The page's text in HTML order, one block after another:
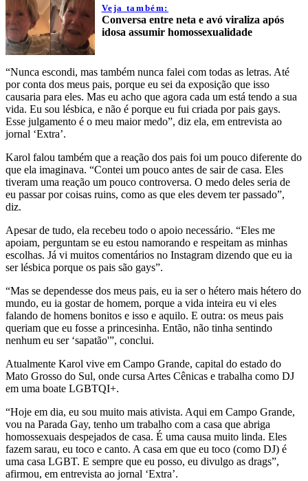
Veja também:
Conversa entre neta e avó viraliza após
idosa assumir homossexualidade
“Nunca escondi, mas também nunca falei com todas as letras. Até
por conta dos meus pais, porque eu sei da exposição que isso
causaria para eles. Mas eu acho que agora cada um está tendo a sua
vida. Eu sou lésbica, e não é porque eu fui criada por pais gays.
Esse julgamento é o meu maior medo”, diz ela, em entrevista ao
jornal ‘Extra’.
Karol falou também que a reação dos pais foi um pouco diferente do
que ela imaginava. “Contei um pouco antes de sair de casa. Eles
tiveram uma reação um pouco controversa. O medo deles seria de
eu passar por coisas ruins, como as que eles devem ter passado”,
diz.
Apesar de tudo, ela recebeu todo o apoio necessário. “Eles me
apoiam, perguntam se eu estou namorando e respeitam as minhas
escolhas. Já vi muitos comentários no Instagram dizendo que eu ia
ser lésbica porque os pais são gays”.
“Mas se dependesse dos meus pais, eu ia ser o hétero mais hétero do
mundo, eu ia gostar de homem, porque a vida inteira eu vi eles
falando de homens bonitos e isso e aquilo. E outra: os meus pais
queriam que eu fosse a princesinha. Então, não tinha sentindo
nenhum eu ser ‘sapatão'”, conclui.
Atualmente Karol vive em Campo Grande, capital do estado do
Mato Grosso do Sul, onde cursa Artes Cênicas e trabalha como DJ
em uma boate LGBTQI+.
“Hoje em dia, eu sou muito mais ativista. Aqui em Campo Grande,
vou na Parada Gay, tenho um trabalho com a casa que abriga
homossexuais despejados de casa. É uma causa muito linda. Eles
fazem sarau, eu toco e canto. A casa em que eu toco (como DJ) é
uma casa LGBT. E sempre que eu posso, eu divulgo as drags”,
afirmou, em entrevista ao jornal ‘Extra’.